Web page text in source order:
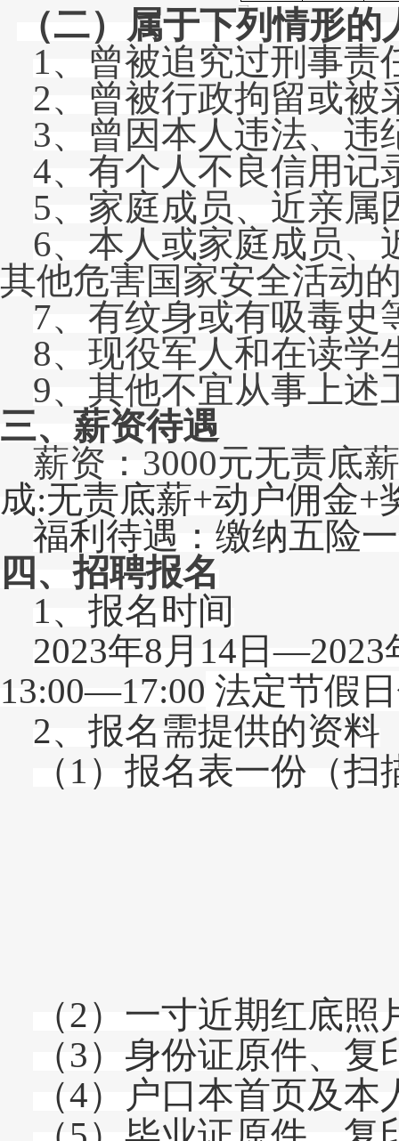
（二）属于下列情形
1、曾被追究过刑事责
2、曾被行政拘留或被
3、曾因本人违法、违
4、有个人不良信用记
5、家庭成员、近亲属
6、本人或家庭成员、
其他危害国家安全活动
7、有纹身或有吸毒史
8、现役军人和在读学
9、其他不宜从事上述
三、薪资待遇
薪资： 3000元无责底
成:无责底薪+动户佣金+
福利待遇：缴纳五险
四、招聘报名
1、报名时间
2023年8 月 14 日—2023
13:00—17:00 法定节假
2、报名需提供的资料
（ 1）报名表一份（扫
（2）一寸近期红底照
（3）身份证原件、复
（4）
户口本首页及本